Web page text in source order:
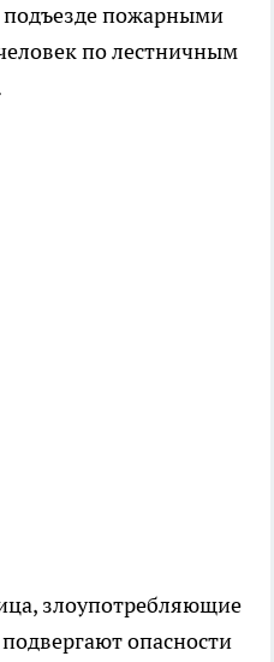
пожарными
по лестничным
злоупотребляющие
опасности